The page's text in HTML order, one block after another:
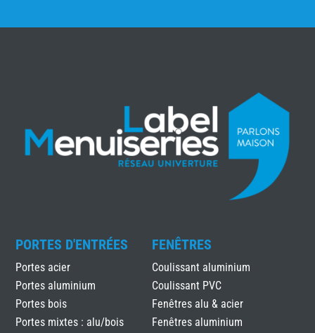
PORTES D'ENTRÉES
Portes acier
Portes aluminium
Portes bois
Portes mixtes : alu/bois
FENÊTRES
Coulissant aluminium
Coulissant PVC
Fenêtres alu & acier
Fenêtres aluminium